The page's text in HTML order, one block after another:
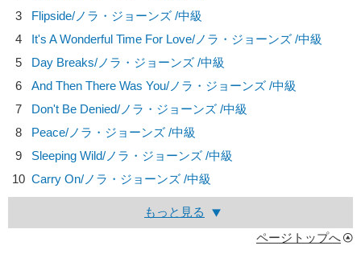
3
Flipside/ ノラ・ジョーンズ /中級
4
It's A Wonderful Time For Love/ ノラ・ジョーンズ /中級
5
Day Breaks/ ノラ・ジョーンズ /中級
6
And Then There Was You/ ノラ・ジョーンズ /中級
7
Don't Be Denied/ ノラ・ジョーンズ /中級
8
Peace/ ノラ・ジョーンズ /中級
9
Sleeping Wild/ ノラ・ジョーンズ /中級
10 Carry On/ ノラ・ジョーンズ /中級
もっと見る
ページトップへ